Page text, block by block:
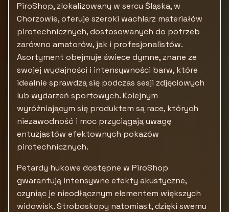
PiroShop, zlokalizowany w sercu Śląska, w
Chorzowie, oferuje szeroki wachlarz materiałów
pirotechnicznych, dostosowanych do potrzeb
zarówno amatorów, jak i profesjonalistów.
Asortyment obejmuje świece dymne, znane ze
swojej wydajności i intensywności barw, które
idealnie sprawdzą się podczas sesji zdjęciowych
lub wydarzeń sportowych. Kolejnym
wyróżniającym się produktem są race, których
niezawodność i moc przyciągają uwagę
entuzjastów efektownych pokazów
pirotechnicznych.
Petardy hukowe dostępne w PiroShop
gwarantują intensywne efekty akustyczne,
czyniąc je nieodłącznym elementem większych
widowisk. Stroboskopy natomiast, dzięki swemu